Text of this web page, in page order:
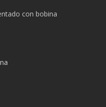
con bobina